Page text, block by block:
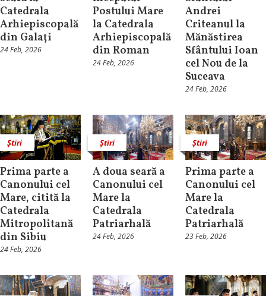
Catedrala
Arhiepiscopală
din Galaţi
24 Feb, 2026
Postului Mare
la Catedrala
Arhiepiscopală
din Roman
24 Feb, 2026
Andrei
Criteanul la
Mănăstirea
Sfântului Ioan
cel Nou de la
Suceava
24 Feb, 2026
Știri
Prima parte a
Canonului cel
Mare, citită la
Catedrala
Mitropolitană
din Sibiu
24 Feb, 2026
Știri
A doua seară a
Canonului cel
Mare la
Catedrala
Patriarhală
24 Feb, 2026
Știri
Prima parte a
Canonului cel
Mare la
Catedrala
Patriarhală
23 Feb, 2026